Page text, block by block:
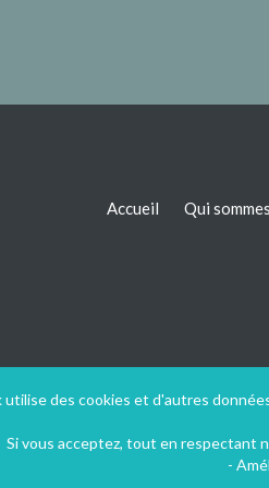
utilise des cookies et d'autres
Si vous acceptez, tout en respectant
-
Accueil Qui